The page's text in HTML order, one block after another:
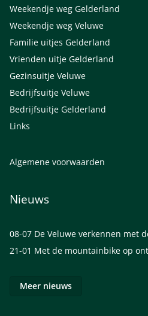
Weekendje weg Gelderland
Weekendje weg Veluwe
Familie uitjes Gelderland
Vrienden uitje Gelderland
Gezinsuitje Veluwe
Bedrijfsuitje Veluwe
Bedrijfsuitje Gelderland
Links
Algemene voorwaarden
Nieuws
08-07 De Veluwe verkennen met
21-01 Met de mountainbike op
Meer nieuws